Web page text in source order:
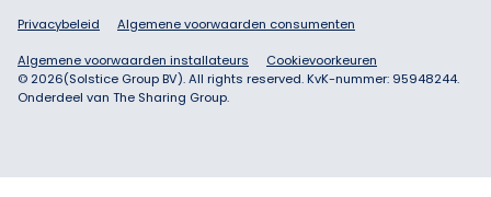
Privacybeleid Algemene voorwaarden consumenten
Algemene voorwaarden installateurs
Cookievoorkeuren
© 2026(Solstice Group BV). All rights reserved. KvK-nummer: 95948244.
Onderdeel van The Sharing Group.